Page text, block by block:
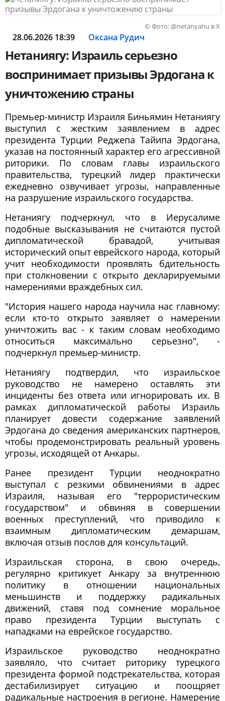
© Фото: @netanyahu в Х
28.06.2026 18:39 Оксана Рудич
Нетаниягу: Израиль серьезно
воспринимает призывы Эрдогана к
уничтожению страны
Премьер-министр Израиля Биньямин Нетаниягу
выступил с жестким заявлением в адрес
президента Турции Реджепа Тайипа Эрдогана,
указав на постоянный характер его агрессивной
риторики. По словам главы израильского
правительства, турецкий лидер практически
ежедневно озвучивает угрозы, направленные
на разрушение израильского государства.
Нетаниягу подчеркнул, что в Иерусалиме
подобные высказывания не считаются пустой
дипломатической бравадой, учитывая
исторический опыт еврейского народа, который
учит необходимости проявлять бдительность
при столкновении с открыто декларируемыми
намерениями враждебных сил.
"История нашего народа научила нас главному:
если кто-то открыто заявляет о намерении
уничтожить вас - к таким словам необходимо
относиться максимально серьезно", -
подчеркнул премьер-министр.
Нетаниягу подтвердил, что израильское
руководство не намерено оставлять эти
инциденты без ответа или игнорировать их. В
рамках дипломатической работы Израиль
планирует довести содержание заявлений
Эрдогана до сведения американских партнеров,
чтобы продемонстрировать реальный уровень
угрозы, исходящей от Анкары.
Ранее президент Турции неоднократно
выступал с резкими обвинениями в адрес
Израиля, называя его "террористическим
государством" и обвиняя в совершении
военных преступлений, что приводило к
взаимным дипломатическим демаршам,
включая отзыв послов для консультаций.
Израильская сторона, в свою очередь,
регулярно критикует Анкару за внутреннюю
политику в отношении национальных
меньшинств и поддержку радикальных
движений, ставя под сомнение моральное
право президента Турции выступать с
нападками на еврейское государство.
Израильское руководство неоднократно
заявляло, что считает риторику турецкого
президента формой подстрекательства, которая
дестабилизирует ситуацию и поощряет
радикальные настроения в регионе. Намерение